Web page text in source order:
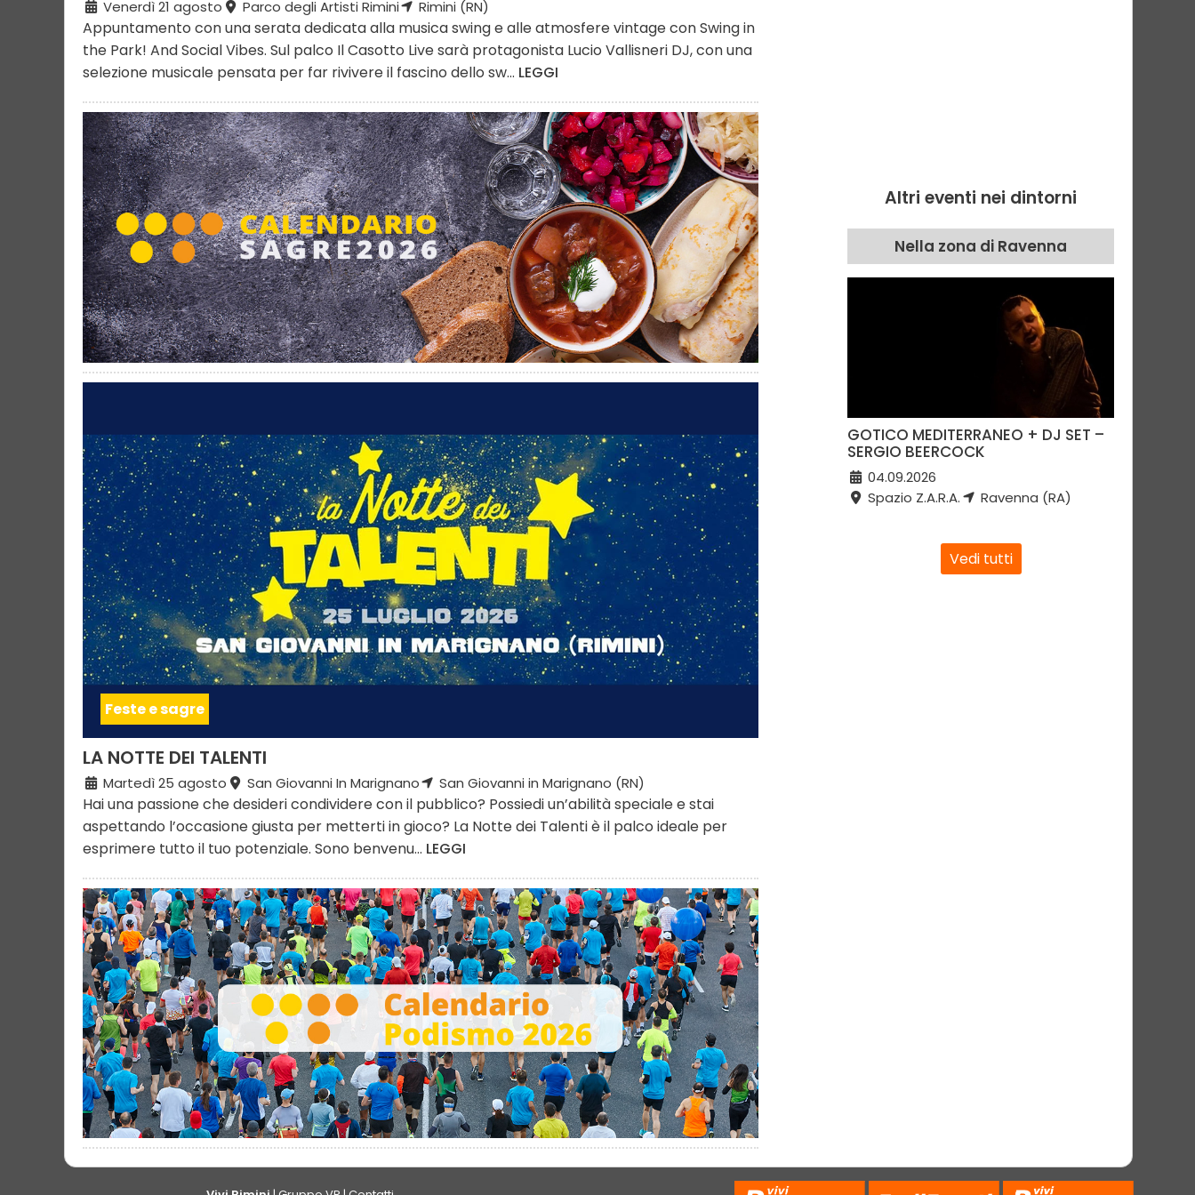
Venerdì 21 agosto Parco degli Artisti Rimini Rimini (RN)
Appuntamento con una serata dedicata alla musica swing e alle atmosfere vintage con Swing in
the Park! And Social Vibes. Sul palco Il Casotto Live sarà protagonista Lucio Vallisneri DJ, con una
selezione musicale pensata per far rivivere il fascino dello sw... LEGGI
Feste e sagre
LA NOTTE DEI TALENTI
Martedì 25 agosto San Giovanni In Marignano San Giovanni in Marignano (RN)
Hai una passione che desideri condividere con il pubblico? Possiedi un’abilità speciale e stai
aspettando l’occasione giusta per metterti in gioco? La Notte dei Talenti è il palco ideale per
esprimere tutto il tuo potenziale. Sono benvenu... LEGGI
Altri eventi nei dintorni
Nella zona di Ravenna
GOTICO MEDITERRANEO + DJ SET –
SERGIO BEERCOCK
04.09.2026
Spazio Z.A.R.A.
Ravenna (RA)
Vedi tutti